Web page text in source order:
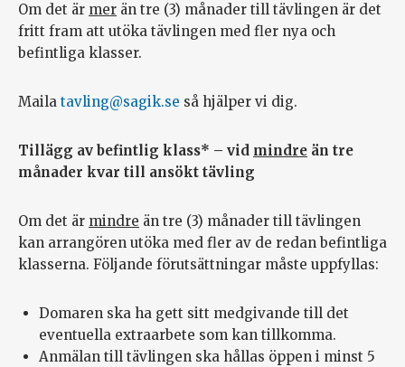
Om det är mer än tre (3) månader till tävlingen är det
fritt fram att utöka tävlingen med fler nya och
befintliga klasser.
Maila tavling@sagik.se så hjälper vi dig.
Tillägg av befintlig klass* – vid mindre än tre
månader kvar till ansökt tävling
Om det är mindre än tre (3) månader till tävlingen
kan arrangören utöka med fler av de redan befintliga
klasserna. Följande förutsättningar måste uppfyllas:
Domaren ska ha gett sitt medgivande till det
eventuella extraarbete som kan tillkomma.
Anmälan till tävlingen ska hållas öppen i minst 5